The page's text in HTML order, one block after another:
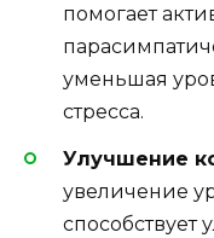
помогает
уменьшая
стресса.
Улучшение
увеличение